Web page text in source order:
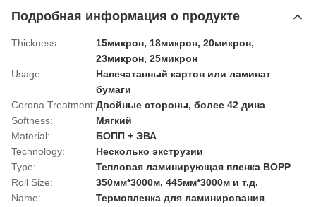
Подробная информация о продукте
Thickness:
15микрон, 18микрон, 20микрон,
23микрон, 25микрон
Usage:
Напечатанный картон или ламинат
бумаги
Corona Treatment:Двойные стороны, более 42 дина
Softness:
Мягкий
Material:
БОПП + ЭВА
Technology:
Несколько экструзии
Type:
Тепловая ламинирующая пленка BOPP
Roll Size:
350мм*3000м, 445мм*3000м и т.д.
Name:
Термопленка для ламинирования